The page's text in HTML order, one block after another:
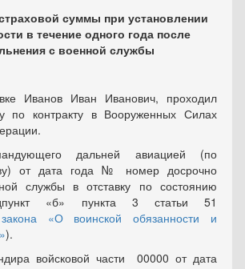
суммы при установлении
в течение одного года после
с военной службы
Иванов Иван Иванович, проходил
по контракту в Вооруженных Силах
дальней авиацией (по
от дата года № номер досрочно
службы в отставку по состоянию
«б» пункта 3 статьи 51
«О воинской обязанности и
).
войсковой части 00000 от дата